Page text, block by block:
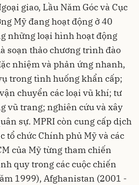
giao, Lầu Năm Góc và Cục
Mỹ đang hoạt động ở 40
những loại hình hoạt động
soạn thảo chương trình đào
nhiệm và phản ứng nhanh,
trong tình huống khẩn cấp;
chuyển các loại vũ khí; tư
vũ trang; nghiên cứu và xây
sự. MPRI còn cung cấp dịch
tổ chức Chính phủ Mỹ và các
của Mỹ từng tham chiến
quy trong các cuộc chiến
1999), Afghanistan (2001 -